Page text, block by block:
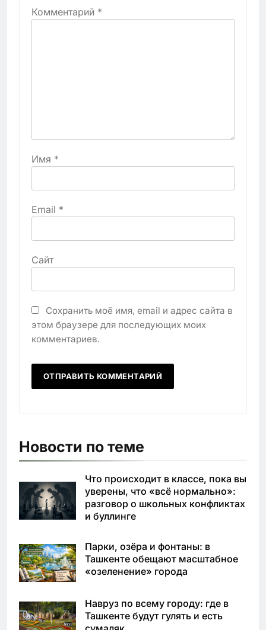
Комментарий *
Имя *
Email *
Сайт
Сохранить моё имя, email и адрес сайта в
этом браузере для последующих моих
комментариев.
Новости по теме
Что происходит в классе, пока вы
уверены, что «всё нормально»:
разговор о школьных конфликтах
и буллинге
Парки, озёра и фонтаны: в
Ташкенте обещают масштабное
«озеленение» города
Навруз по всему городу: где в
Ташкенте будут гулять и есть